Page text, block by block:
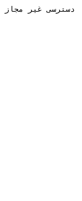
دسترسی غیر مجاز